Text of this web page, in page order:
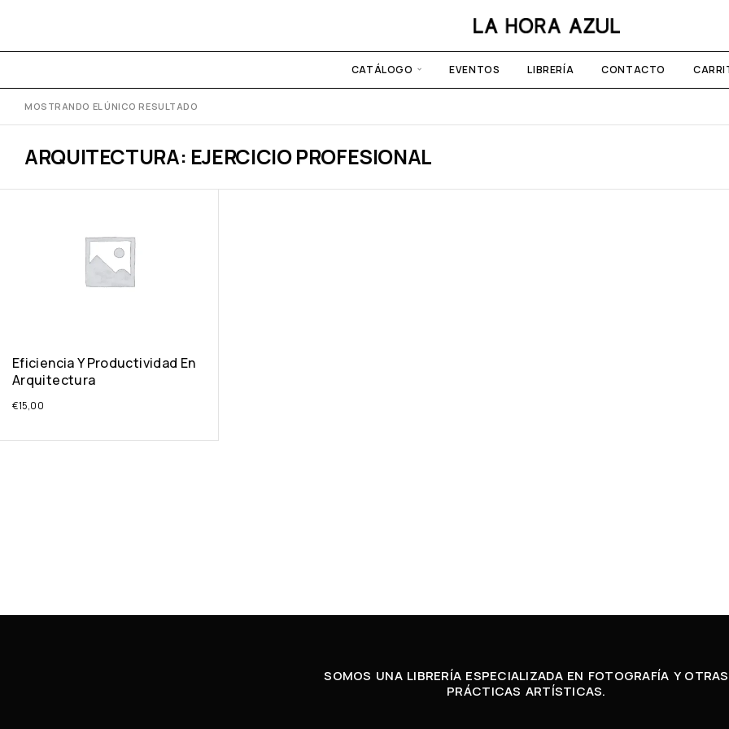
CATÁLOGO EVENTOS LIBRERÍA CONTACTO
MOSTRANDO EL ÚNICO RESULTADO
ARQUITECTURA: EJERCICIO PROFESIONAL
Eficiencia Y Productividad En
Arquitectura
€15,00
SOMOS UNA LIBRERÍA ESPECIALIZADA EN FOTOGRAFÍA Y OTRAS
PRÁCTICAS ARTÍSTICAS.